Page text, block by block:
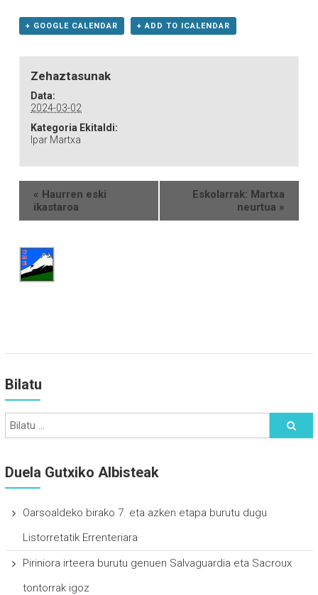
+ GOOGLE CALENDAR + ADD TO ICALENDAR
Zehaztasunak
Data:
2024-03-02
Kategoria Ekitaldi:
Ipar Martxa
« Haurren eski
ikastaroa
Eskolarrak: Martxa
neurtua »
Bilatu
Duela Gutxiko Albisteak
Oarsoaldeko birako 7. eta azken etapa burutu dugu
Listorretatik Errenteriara
Piriniora irteera burutu genuen Salvaguardia eta Sacroux
tontorrak igoz